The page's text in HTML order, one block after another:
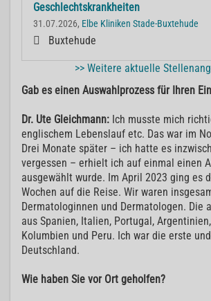
Geschlechtskrankheiten
31.07.2026, Elbe Kliniken Stade-Buxtehude
Buxtehude
>> Weitere aktuelle
Gab es einen Auswahlprozess für Ihren
Dr. Ute Gleichmann: Ich musste mich
englischem Lebenslauf etc. Das war im
Drei Monate später – ich hatte es
vergessen – erhielt ich auf einmal einen
ausgewählt wurde. Im April 2023 ging es
Wochen auf die Reise. Wir waren
Dermatologinnen und Dermatologen. Die
aus Spanien, Italien, Portugal,
Kolumbien und Peru. Ich war die erste
Deutschland.
Wie haben Sie vor Ort geholfen?